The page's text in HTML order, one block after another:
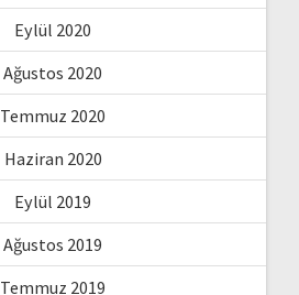
Eylül 2020
Ağustos 2020
Temmuz 2020
Haziran 2020
Eylül 2019
Ağustos 2019
Temmuz 2019